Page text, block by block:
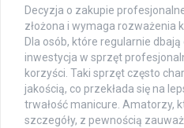
Decyzja o zakupie
złożona i wymaga rozważenia
Dla osób, które regularnie
inwestycja w sprzęt
korzyści. Taki sprzęt często
jakością, co przekłada się na
trwałość manicure. Amatorzy,
szczegóły, z pewnością